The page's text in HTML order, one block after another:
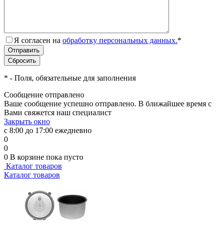
Я согласен на обработку персональных данных.*
* - Поля, обязательные для заполнения
Сообщение отправлено
Ваше сообщение успешно отправлено. В ближайшее время с
Вами свяжется наш специалист
Закрыть окно
с 8:00 до 17:00 ежедневно
0
0
0 В корзине пока пусто
Каталог товаров
Каталог товаров